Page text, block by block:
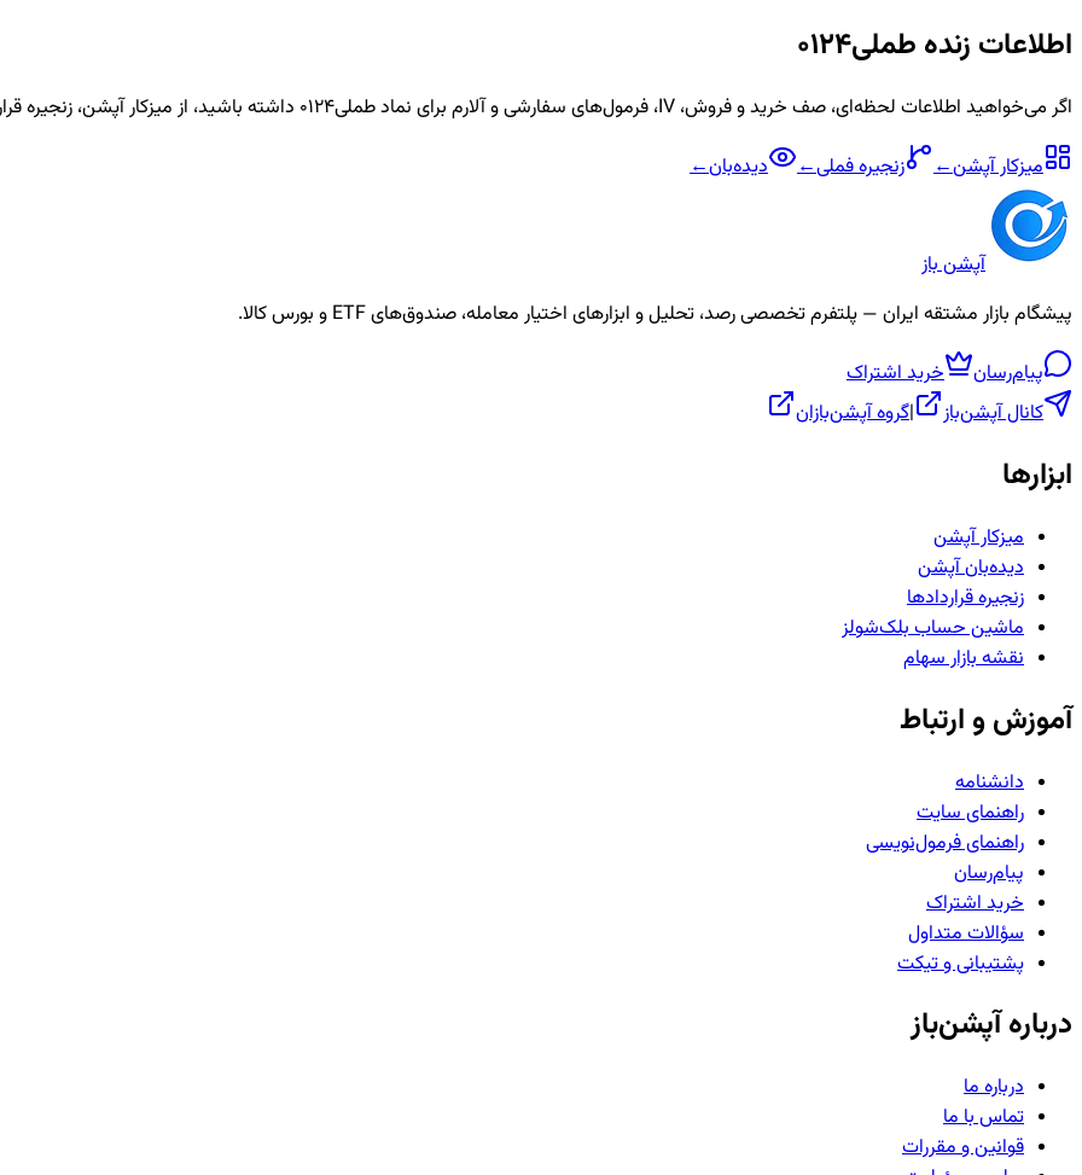
اطلاعات زنده طملی0124
اگر می‌خواهید اطلاعات لحظه‌ای، صف خرید و فروش، IV، فرمول‌های سفارشی و آلارم برای نماد طملی0124
داشته باشید، از میزکار آپشن، زنجیره
میزکار آپشن← زنجیرهفملی← دیده‌بان←
آپشن باز
پیشگام بازار مشتقه ایران — پلتفرم تخصصی رصد، تحلیل و ابزارهای اختیار معامله، صندوق‌های ETF و بورس کالا.
پیام‌رسان
خرید اشتراک
کانال آپشن‌باز
|گروه آپشن‌بازان
ابزارها
میزکار آپشن
دیده‌بان آپشن
زنجیره قراردادها
ماشین حساب بلک‌شولز
نقشه بازار سهام
آموزش و ارتباط
دانشنامه
راهنمای سایت
راهنمای فرمول‌نویسی
پیام‌رسان
خرید اشتراک
سؤالات متداول
پشتیبانی و تیکت
درباره آپشن‌باز
درباره ما
تماس با ما
قوانین و مقررات